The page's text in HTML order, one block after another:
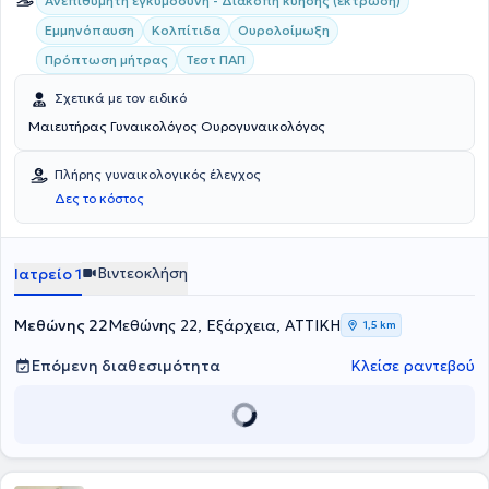
γυναικολογικών παθήσεων και την πρόληψη του γυναικολογικού
καρκίνου.
Εμμηνόπαυση
Κολπίτιδα
Ουρολοίμωξη
Πρόπτωση μήτρας
Τεστ ΠΑΠ
Σχετικά με τον ειδικό
Μαιευτήρας Γυναικολόγος Ουρογυναικολόγος
Πλήρης γυναικολογικός έλεγχος
Δες το κόστος
Ιατρείο 1 Βιντεοκλήση
Μεθώνης 22Μεθώνης 22, Εξάρχεια, ΑΤΤΙΚΗ 1,5 km
Επόμενη διαθεσιμότητα Κλείσε ραντεβού